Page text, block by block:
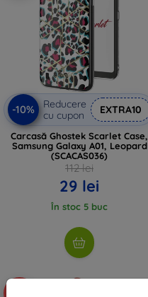
-10%
Reducere
cu cupon
EXTRA10
Carcasă Ghostek Scarlet Case,
Samsung Galaxy A01, Leopard
(SCACAS036)
112 lei
29 lei
În stoc 5 buc